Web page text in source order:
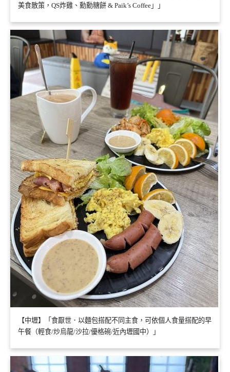
美食散策，QS炸雞、勳勳糖餅 & Paik’s Coffee」」
【中壢】「食厭世．以麵包搭配不同主食，可依個人食量搭配的早
午餐（輕食/炒烏龍/沙拉/優格碗/近內壢國中）」